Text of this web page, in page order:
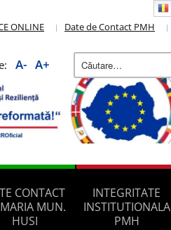
ONLINE Date de Contact PMH
A- A+
CONTACT
MUN.
HUSI
INTEGRITATE
INSTITUTIONALA
PMH